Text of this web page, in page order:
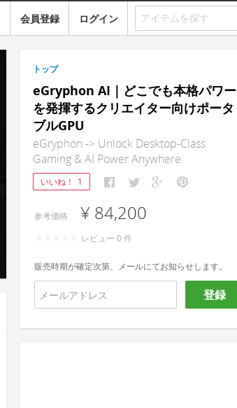
会員登録 ログイン
トップ
eGryphon AI｜どこでも本格パワー
を発揮するクリエイター向けポータ
ブルGPU
eGryphon -> Unlock Desktop-Class
Gaming & AI Power Anywhere
いいね！ 1
参考価格 ¥ 84,200
レビュー 0 件
販売時期が確定次第、メールにてお知らせします。
登録